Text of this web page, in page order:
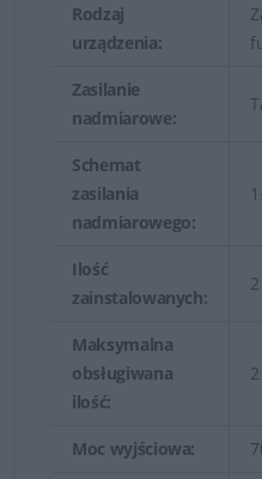
Rodzaj
urządzenia:
Zasilanie
nadmiarowe:
Schemat
zasilania
nadmiarowego:
Ilość
zainstalowanych:
2
Maksymalna
obsługiwana
ilość:
2
Moc wyjściowa: